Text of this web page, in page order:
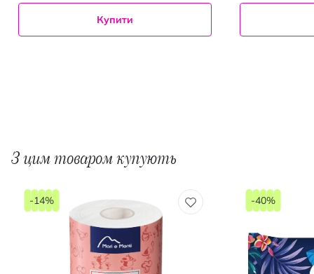
Купити
З цим товаром купують
-14% -40%